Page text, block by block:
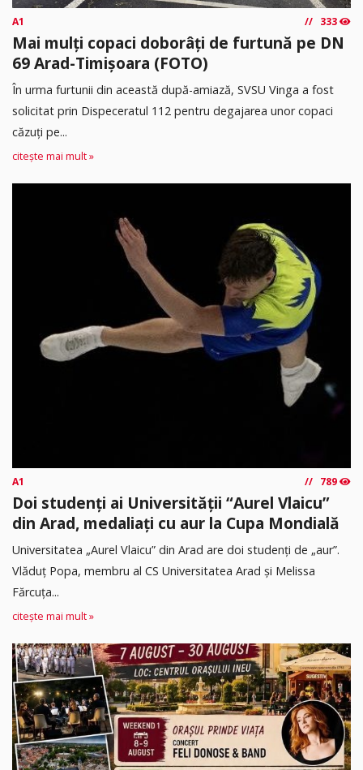
A1 333
Mai mulți copaci doborâți de furtună pe DN
69 Arad-Timișoara (FOTO)
În urma furtunii din această după-amiază, SVSU Vinga a fost
solicitat prin Dispeceratul 112 pentru degajarea unor copaci
căzuți pe...
citește mai mult »
A1 789
Doi studenți ai Universității “Aurel Vlaicu”
din Arad, medaliați cu aur la Cupa Mondială
Universitatea „Aurel Vlaicu” din Arad are doi studenți de „aur”.
Vlăduț Popa, membru al CS Universitatea Arad și Melissa
Fărcuța...
citește mai mult »